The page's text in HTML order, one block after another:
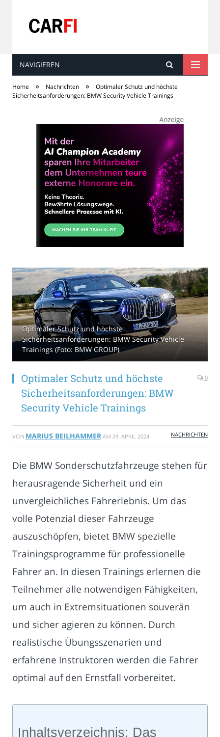
Carfi
NAVIGIEREN
Home » Nachrichten »
Optimaler Schutz und höchste
Sicherheitsanforderungen: BMW Security Vehicle Trainings
Optimaler Schutz und höchste
Sicherheitsanforderungen: BMW Security Vehicle
Trainings (Foto: BMW GROUP)
Optimaler Schutz und höchste
Sicherheitsanforderungen: BMW
Security Vehicle Trainings
0
VON MARIUS BEILHAMMER AM 29. APRIL 2024 NACHRICHTEN
Die BMW Sonderschutzfahrzeuge stehen für
herausragende Sicherheit und ein
unvergleichliches Fahrerlebnis. Um das
volle Potenzial dieser Fahrzeuge
auszuschöpfen, bietet BMW spezielle
Trainingsprogramme für professionelle
Fahrer an. In diesen Trainings erlernen die
Teilnehmer alle notwendigen Fähigkeiten,
um auch in Extremsituationen souverän
und sicher agieren zu können. Durch
realistische Übungsszenarien und
erfahrene Instruktoren werden die Fahrer
optimal auf den Ernstfall vorbereitet.
Inhaltsverzeichnis: Das